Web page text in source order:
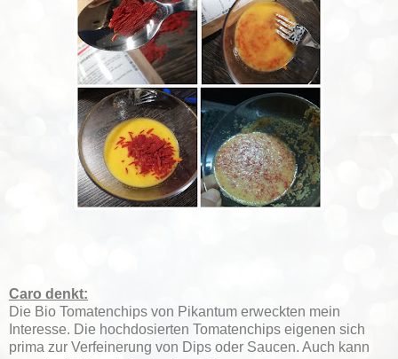
Caro denkt:
Die Bio Tomatenchips von Pikantum erweckten mein
Interesse. Die hochdosierten Tomatenchips eigenen sich
prima zur Verfeinerung von Dips oder Saucen. Auch kann